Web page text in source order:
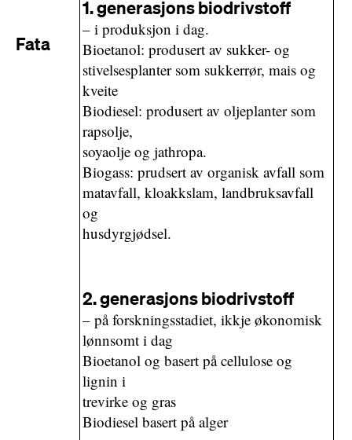
1. generasjons biodrivstoff
– i produksjon i dag.
Bioetanol: produsert av sukker- og
stivelsesplanter som sukkerrør, mais og
kveite
Biodiesel: produsert av oljeplanter som
rapsolje,
soyaolje og jathropa.
Biogass: prudsert av organisk avfall som
matavfall, kloakkslam, landbruksavfall
og
husdyrgjødsel.
2. generasjons biodrivstoff
– på forskningsstadiet, ikkje økonomisk
lønnsomt i dag
Bioetanol og basert på cellulose og
lignin i
trevirke og gras
Biodiesel basert på alger
Fata